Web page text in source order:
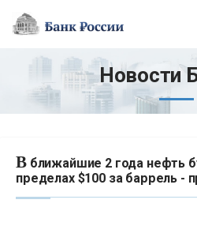
Новости
Вближайшие 2 года нефть
пределах $100 за баррель -